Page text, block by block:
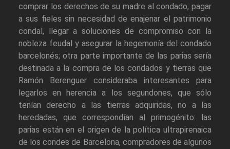
comprar los derechos de su madre al condado, pagar
a sus fieles sin necesidad de enajenar el patrimonio
condal, llegar a soluciones de compromiso con la
nobleza feudal y asegurar la hegemonía del condado
barcelonés; otra parte importante de las parias sería
destinada a la compra de los condados y tierras que
Ramón Berenguer consideraba interesantes para
legarlos en herencia a los segundones, que sólo
tenían derecho a las tierras adquiridas, no a las
heredadas, que correspondían al primogénito: las
parias están en el origen de la política ultrapirenaica
de los condes de Barcelona, compradores de algunos